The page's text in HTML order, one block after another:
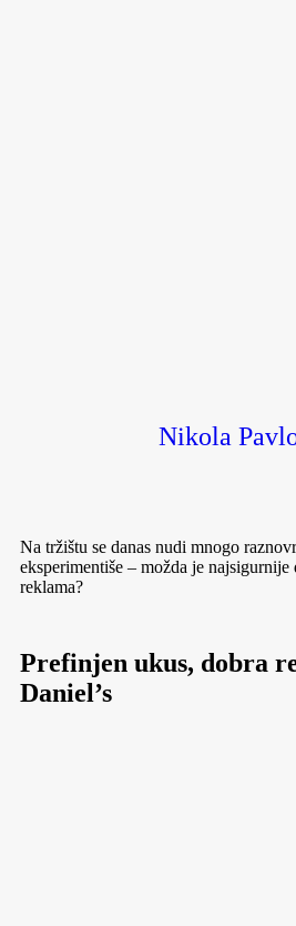
Nikola
Na tržištu se danas nudi mnogo
eksperimentiše – možda je
reklama?
Prefinjen ukus, dobra
Daniel’s